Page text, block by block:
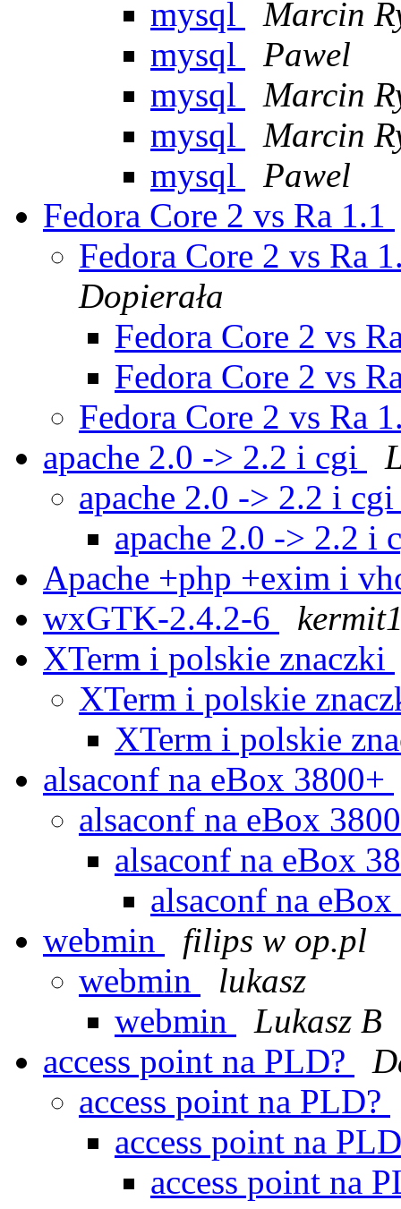
mysql
Marcin
mysql
Pawel
mysql
Marcin
mysql
Marcin
mysql
Pawel
Fedora Core 2 vs Ra 1.1
Fedora Core 2 vs Ra
Dopierała
Fedora Core 2 vs
Fedora Core 2 vs
Fedora Core 2 vs Ra
apache 2.0 -> 2.2 i cgi
apache 2.0 -> 2.2 i
apache 2.0 -> 2.2 i
Apache +php +exim i
wxGTK-2.4.2-6
XTerm i polskie znaczki
XTerm i polskie
XTerm i polskie
alsaconf na eBox 3800+
alsaconf na eBox
alsaconf na eBox
alsaconf na
webmin
filips w op.pl
webmin
lukasz
webmin
Lukasz B
access point na PLD?
access point na PLD?
access point na
access point na